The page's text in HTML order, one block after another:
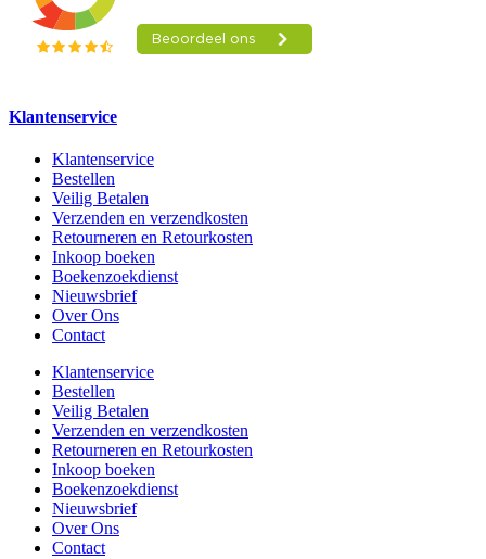
Klantenservice
Klantenservice
Bestellen
Veilig Betalen
Verzenden en verzendkosten
Retourneren en Retourkosten
Inkoop boeken
Boekenzoekdienst
Nieuwsbrief
Over Ons
Contact
Klantenservice
Bestellen
Veilig Betalen
Verzenden en verzendkosten
Retourneren en Retourkosten
Inkoop boeken
Boekenzoekdienst
Nieuwsbrief
Over Ons
Contact